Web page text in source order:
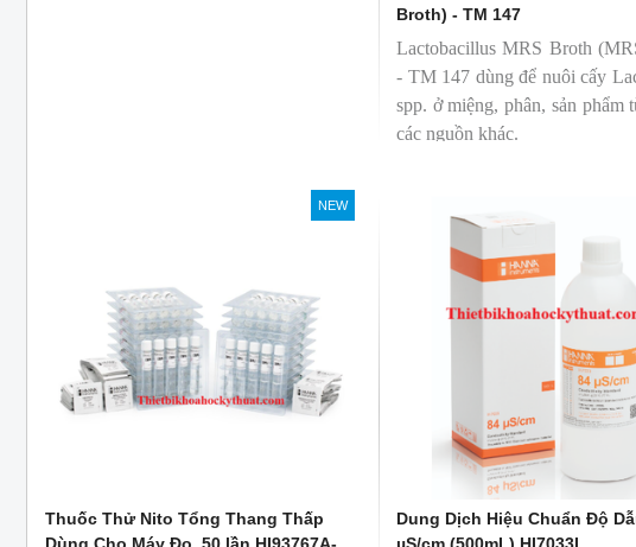
Broth) - TM 147
Lactobacillus MRS Broth
- TM 147 dùng để nuôi cấy
spp. ở miệng, phân, sản phẩm
các nguồn khác.
NEW
Thuốc Thử Nito Tổng Thang Thấp
Dung Dịch Hiệu Chuẩn Độ